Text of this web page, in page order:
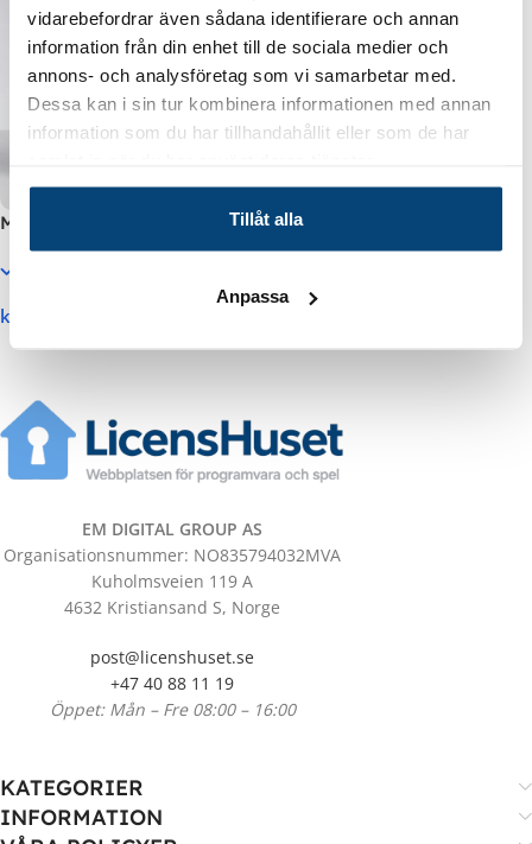
vidarebefordrar även sådana identifierare och annan
information från din enhet till de sociala medier och
annons- och analysföretag som vi samarbetar med.
Dessa kan i sin tur kombinera informationen med annan
information som du har tillhandahållit eller som de har
Tillåt alla
Anpassa
Monster Hunter Wilds PC
Steam (Digital nedladdning)
kr
Lägg I Kundvagnen
EM DIGITAL GROUP AS
Organisationsnummer: NO835794032MVA
Kuholmsveien 119 A
4632 Kristiansand S, Norge
post@licenshuset.se
+47 40 88 11 19
Öppet: Mån – Fre 08:00 – 16:00
KATEGORIER
INFORMATION